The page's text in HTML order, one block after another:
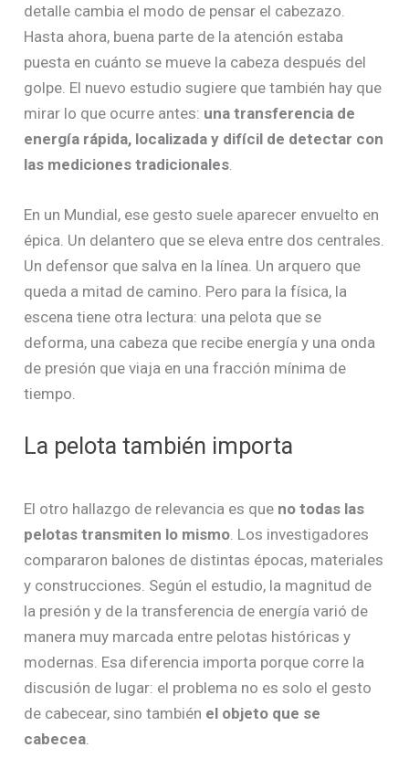
detalle cambia el modo de pensar el cabezazo.
Hasta ahora, buena parte de la atención estaba
puesta en cuánto se mueve la cabeza después del
golpe. El nuevo estudio sugiere que también hay que
mirar lo que ocurre antes: una transferencia de
energía rápida, localizada y difícil de detectar con
las mediciones tradicionales
En un Mundial, ese gesto suele aparecer envuelto en
épica. Un delantero que se eleva entre dos centrales.
Un defensor que salva en la línea. Un arquero que
queda a mitad de camino. Pero para la física, la
escena tiene otra lectura: una pelota que se
deforma, una cabeza que recibe energía y una onda
de presión que viaja en una fracción mínima de
tiempo.
La pelota también importa
El otro hallazgo de relevancia es que no todas las
pelotas transmiten lo mismo. Los investigadores
compararon balones de distintas épocas, materiales
y construcciones. Según el estudio, la magnitud de
la presión y de la transferencia de energía varió de
manera muy marcada entre pelotas históricas y
modernas. Esa diferencia importa porque corre la
discusión de lugar: el problema no es solo el gesto
de cabecear, sino también el objeto que se
cabecea.